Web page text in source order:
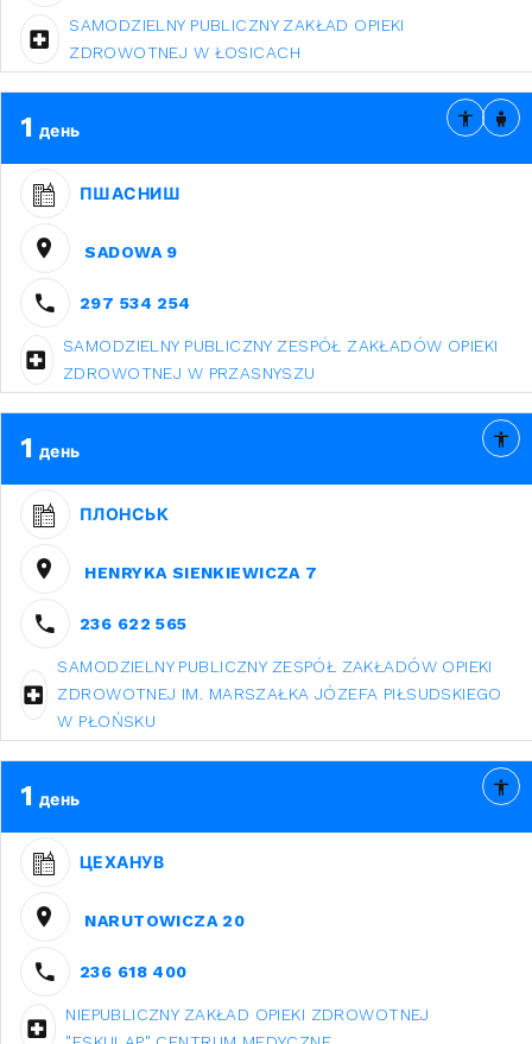
SAMODZIELNY PUBLICZNY ZAKŁAD OPIEKI
ZDROWOTNEJ W ŁOSICACH
1 день
ПШАСНИШ
SADOWA 9
297 534 254
SAMODZIELNY PUBLICZNY ZESPÓŁ ZAKŁADÓW OPIEKI
ZDROWOTNEJ W PRZASNYSZU
1 день
ПЛОНСЬК
HENRYKA SIENKIEWICZA 7
236 622 565
SAMODZIELNY PUBLICZNY ZESPÓŁ ZAKŁADÓW OPIEKI
ZDROWOTNEJ IM. MARSZAŁKA JÓZEFA PIŁSUDSKIEGO
W PŁOŃSKU
1 день
ЦЕХАНУВ
NARUTOWICZA 20
236 618 400
NIEPUBLICZNY ZAKŁAD OPIEKI ZDROWOTNEJ